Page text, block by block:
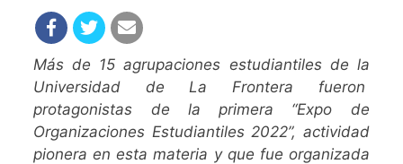
Más de 15 agrupaciones estudiantiles de la
Universidad de La Frontera fueron
protagonistas de la primera “Expo de
Organizaciones Estudiantiles 2022”, actividad
pionera en esta materia y que fue organizada